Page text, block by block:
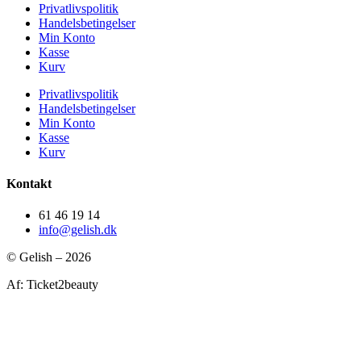
Privatlivspolitik
Handelsbetingelser
Min Konto
Kasse
Kurv
Privatlivspolitik
Handelsbetingelser
Min Konto
Kasse
Kurv
Kontakt
61 46 19 14
info@gelish.dk
© Gelish – 2026
Af: Ticket2beauty